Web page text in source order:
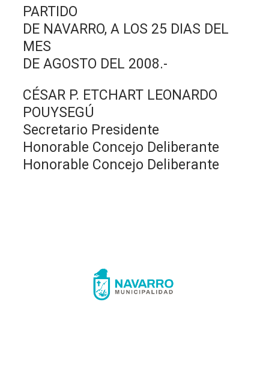
PARTIDO
DE NAVARRO, A LOS 25 DIAS DEL
MES
DE AGOSTO DEL 2008.-
CÉSAR P. ETCHART LEONARDO
POUYSEGÚ
Secretario Presidente
Honorable Concejo Deliberante
Honorable Concejo Deliberante